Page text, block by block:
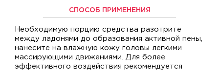
СПОСОБ ПРИМЕНЕНИЯ
Необходимую порцию средства разотрите
между ладонями до образования активной пены,
нанесите на влажную кожу головы легкими
массирующими движениями. Для более
эффективного воздействия рекомендуется